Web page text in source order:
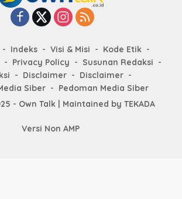
Indeks Visi & Misi
Kode Etik
Privacy Policy
Susunan Redaksi
Disclaimer
Disclaimer
Siber
Pedoman Media Siber
- Own Talk | Maintained by TEKADA
Versi Non AMP